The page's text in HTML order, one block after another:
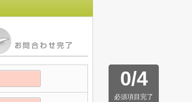
0/4
必須項目完了